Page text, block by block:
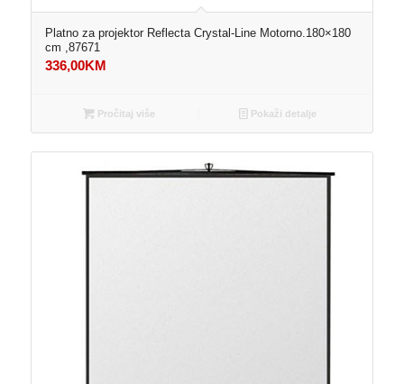
Platno za projektor Reflecta Crystal-Line Motorno.180×180
cm ,87671
336,00KM
Pročitaj više Pokaži detalje